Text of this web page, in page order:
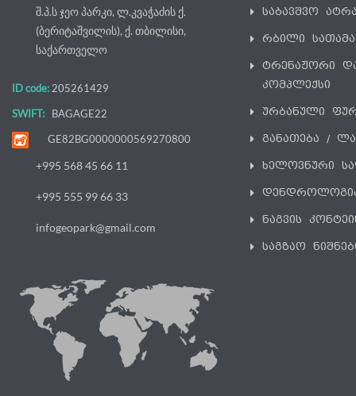
შ.პ.ს ჯეო პარკი, ლ.კვაჭაძის ქ.
(ბერიტაშვილის), ქ. თბილისი,
საქართველო
ID code: 205261429
SWIFT:
BAGAGE22
GE82BG0000000569270800
+995 568 45 66 11
+995 555 99 66 33
infogeopark@gmail.com
საბავშვო
რბილი
ტრენაჟორი
კომპლექსი
ურბანული
განათება /
ხელოვნური
ნაგვის
საგზაო